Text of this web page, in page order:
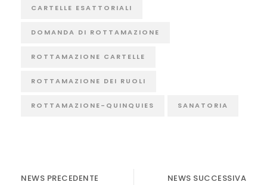
CARTELLE ESATTORIALI
DOMANDA DI ROTTAMAZIONE
ROTTAMAZIONE CARTELLE
ROTTAMAZIONE DEI RUOLI
ROTTAMAZIONE-QUINQUIES SANATORIA
NEWS PRECEDENTE NEWS SUCCESSIVA